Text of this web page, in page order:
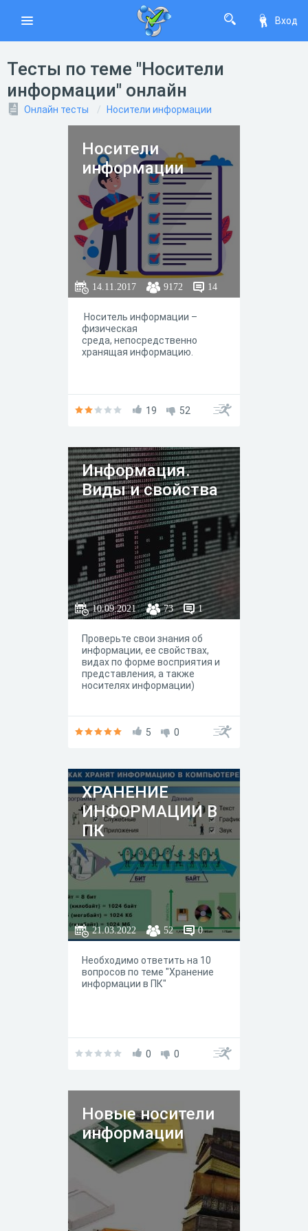
Вход
Тесты по теме "Носители
информации" онлайн
Онлайн тесты Носители информации
Носители
информации
14.11.2017 9172 14
Носитель информации –
физическая
среда, непосредственно
хранящая информацию.
19 52
Информация.
Виды и свойства
10.09.2021 73 1
Проверьте свои знания об
информации, ее свойствах,
видах по форме восприятия и
представления, а также
носителях информации)
5 0
ХРАНЕНИЕ
ИНФОРМАЦИИ В
ПК
21.03.2022 52 0
Необходимо ответить на 10
вопросов по теме "Хранение
информации в ПК"
0 0
Новые носители
информации